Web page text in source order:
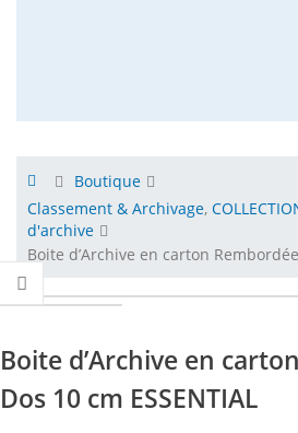
Boutique
Classement & Archivage,
d'archive
Boite d’Archive en carton
Boite d’Archive en
Dos 10 cm ESSENTIAL